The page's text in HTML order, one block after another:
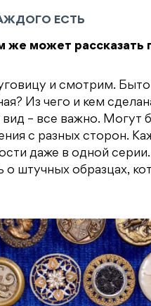
ЕСТЬ
же может рассказать
и смотрим.
Из чего и кем
– все важно. Могут
с разных сторон.
даже в одной
о штучных образцах,